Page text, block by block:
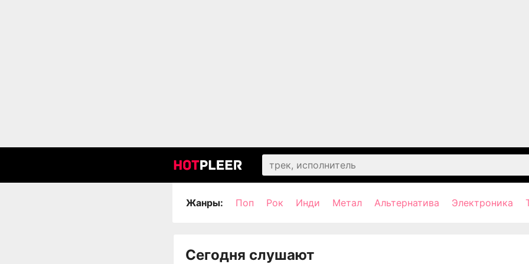
Жанры: Поп Рок Инди Метал Альтернатива Электроника
Сегодня слушают